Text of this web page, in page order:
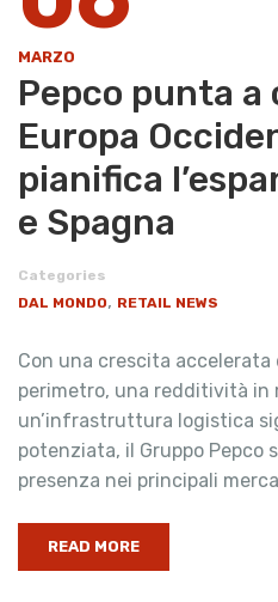
MARZO
Pepco punta a
Europa
pianifica
e Spagna
Categories
DAL MONDO, RETAIL NEWS
Con una crescita
perimetro, una redditività in
un’infrastruttura logistica
potenziata, il Gruppo Pepco
presenza nei principali
READ MORE